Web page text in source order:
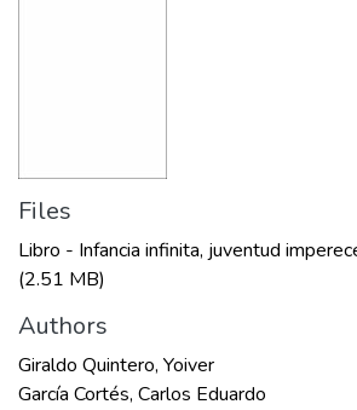
Files
Libro - Infancia infinita, juventud
(2.51 MB)
Authors
Giraldo Quintero, Yoiver
García Cortés, Carlos Eduardo